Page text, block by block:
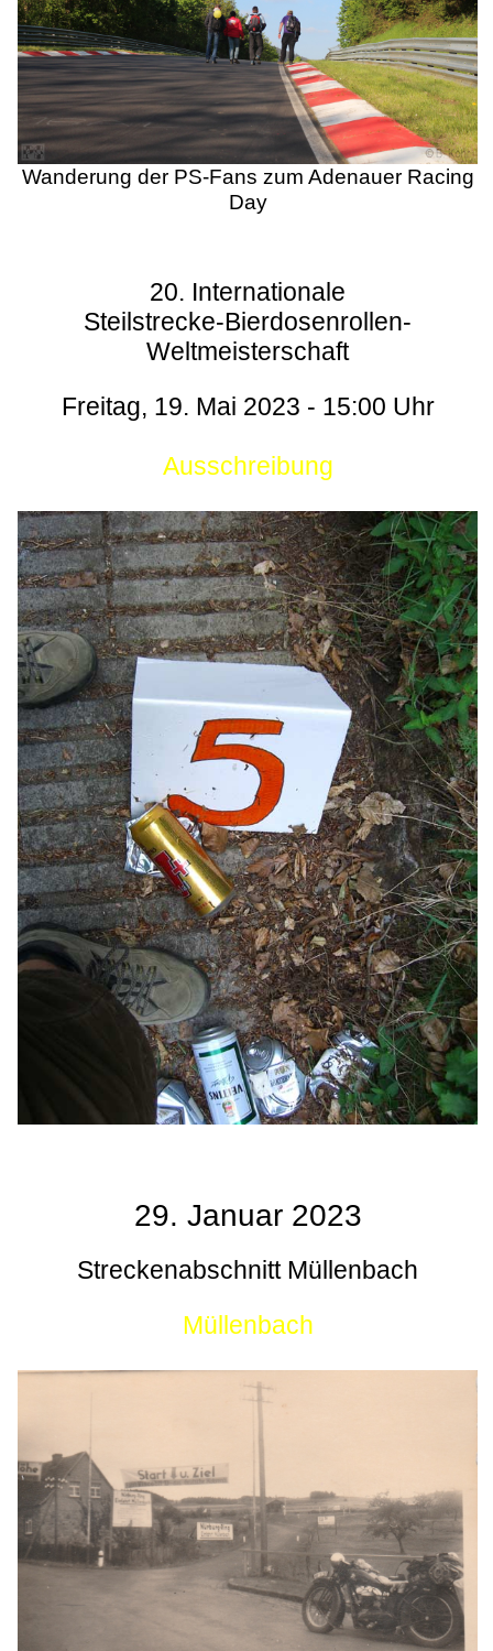
Wanderung der PS-Fans zum Adenauer Racing
Day
20. Internationale
Steilstrecke-Bierdosenrollen-
Weltmeisterschaft
Freitag, 19. Mai 2023 - 15:00 Uhr
Ausschreibung
29. Januar 2023
Streckenabschnitt Müllenbach
Müllenbach